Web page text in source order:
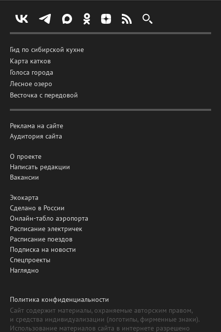
Гид по сибирской кухне
Карта катков
Голоса города
Лесное озеро
Весточка с передовой
Реклама на сайте
Аудитория сайта
О проекте
Написать редакции
Вакансии
Экокарта
Сделано в России
Онлайн-табло аэропорта
Расписание электричек
Расписание поездов
Подписка на новости
Спецпроекты
Наглядно
Политика конфиденциальности
Сайт содержит материалы, охраняемые авторским правом,
и средства индивидуализации (логотипы, фирменные знаки).
Использование материалов сайта в интернете разрешено